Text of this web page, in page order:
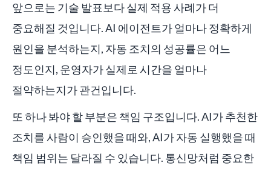
앞으로는 기술 발표보다 실제 적용 사례가 더
중요해질 것입니다. AI 에이전트가 얼마나 정확하게
원인을 분석하는지, 자동 조치의 성공률은 어느
정도인지, 운영자가 실제로 시간을 얼마나
절약하는지가 관건입니다.
또 하나 봐야 할 부분은 책임 구조입니다. AI가 추천한
조치를 사람이 승인했을 때와, AI가 자동 실행했을 때
책임 범위는 달라질 수 있습니다. 통신망처럼 중요한